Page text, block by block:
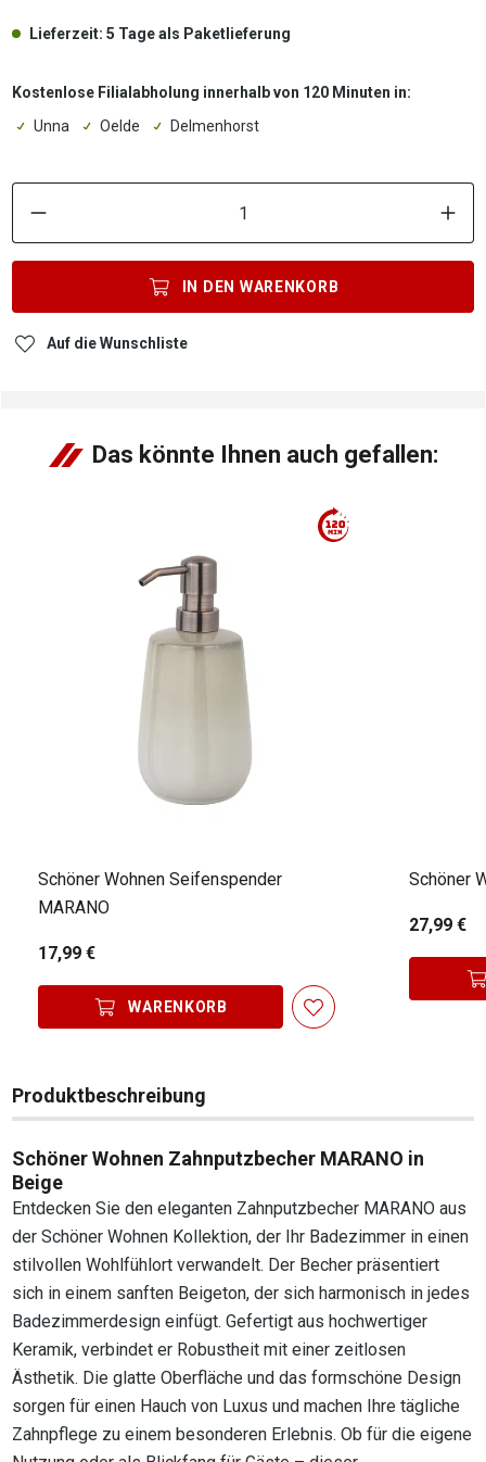
Lieferzeit: 5 Tage als Paketlieferung
Kostenlose Filialabholung innerhalb von 120 Minuten in:
Unna
Oelde Delmenhorst
IN DEN WARENKORB
Auf die Wunschliste
Das könnte Ihnen auch gefallen:
Schöner Wohnen Seifenspender
MARANO
17,99 €
WARENKORB
27,99 €
Produktbeschreibung
Schöner Wohnen Zahnputzbecher MARANO in
Beige
Entdecken Sie den eleganten Zahnputzbecher MARANO aus
der Schöner Wohnen Kollektion, der Ihr Badezimmer in einen
stilvollen Wohlfühlort verwandelt. Der Becher präsentiert
sich in einem sanften Beigeton, der sich harmonisch in jedes
Badezimmerdesign einfügt. Gefertigt aus hochwertiger
Keramik, verbindet er Robustheit mit einer zeitlosen
Ästhetik. Die glatte Oberfläche und das formschöne Design
sorgen für einen Hauch von Luxus und machen Ihre tägliche
Zahnpflege zu einem besonderen Erlebnis. Ob für die eigene